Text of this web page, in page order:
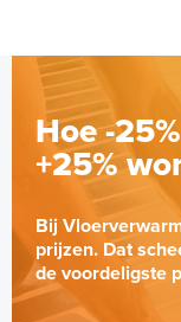
Hoe -25%
+25%
Bij
prijzen. Dat
de voordeligste